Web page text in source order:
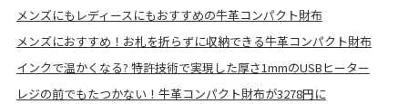
メンズにもレディースにもおすすめの牛革コンパクト財布
メンズにおすすめ！お札を折らずに収納できる牛革コンパクト財布
インクで温かくなる? 特許技術で実現した厚さ1mmのUSBヒーター
レジの前でもたつかない！牛革コンパクト財布が3278円に